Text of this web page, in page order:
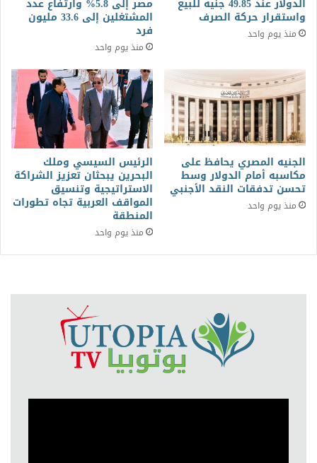
واستقرار حركة الصرف
منذ يوم واحد
المشتغلين إلى 33.6 مليون
فرد
منذ يوم واحد
الجنيه المصري يحافظ على
مكاسبه أمام الدولار وسط
تحسن تدفقات النقد الأجنبي
منذ يوم واحد
الرئيس السيسي وملك
البحرين يبحثان تعزيز الشراكة
الاستراتيجية وتنسيق
المواقف العربية تجاه تطورات
المنطقة
منذ يوم واحد